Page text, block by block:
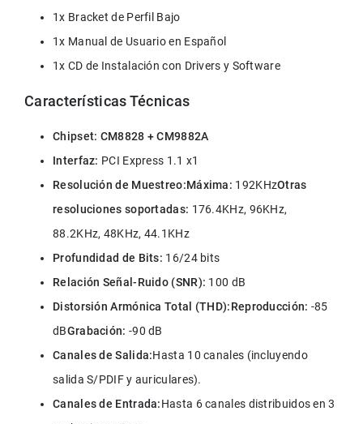
1x Bracket de Perfil Bajo
1x Manual de Usuario en Español
1x CD de Instalación con Drivers y Software
Características Técnicas
Chipset: CM8828 + CM9882A
Interfaz: PCI Express 1.1 x1
Resolución de Muestreo:Máxima: 192KHzOtras
resoluciones soportadas: 176.4KHz, 96KHz,
88.2KHz, 48KHz, 44.1KHz
Profundidad de Bits: 16/24 bits
Relación Señal-Ruido (SNR): 100 dB
Distorsión Armónica Total (THD):Reproducción: -85
dBGrabación: -90 dB
Canales de Salida:Hasta 10 canales (incluyendo
salida S/PDIF y auriculares).
Canales de Entrada:Hasta 6 canales distribuidos en 3